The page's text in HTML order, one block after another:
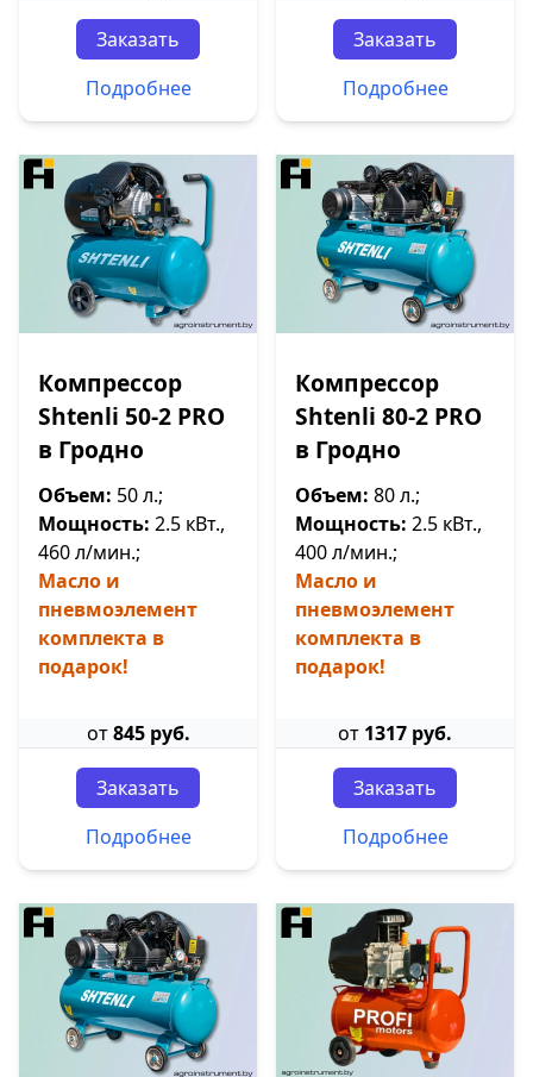
Заказать
Подробнее
Заказать
Подробнее
Компрессор
Shtenli 50-2 PRO
в Гродно
Объем: 50 л.;
Мощность: 2.5 кВт.,
460 л/мин.;
Масло и
пневмоэлемент
комплекта в
подарок!
от845 руб.
Заказать
Подробнее
Компрессор
Shtenli 80-2 PRO
в Гродно
Объем: 80 л.;
Мощность: 2.5 кВт.,
400 л/мин.;
Масло и
пневмоэлемент
комплекта в
подарок!
от 1317 руб.
Заказать
Подробнее